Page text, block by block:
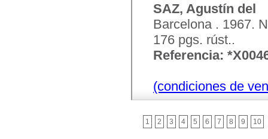
SAZ, Agustín del
Barcelona . 1967.
176 pgs. rúst..
Referencia:
(condiciones de
1 2 3 4 5 6 7 8 9 10